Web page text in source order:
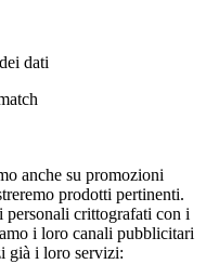
dati
anche su promozioni
prodotti pertinenti.
crittografati con i
i loro canali pubblicitari
già i loro servizi: